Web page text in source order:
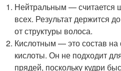
Нейтральным — считается
всех. Результат держится
от структуры волоса.
Кислотным — это состав на
кислоты. Он не подходит
прядей, поскольку кудри